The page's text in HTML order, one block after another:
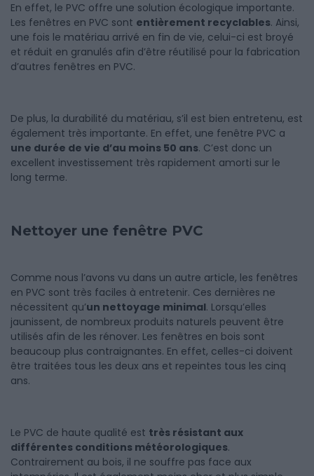
En effet, le PVC offre une solution écologique importante.
Les fenêtres en PVC sont entièrement recyclables. Ainsi,
une fois le matériau arrivé en fin de vie, celui-ci est broyé
et réduit en granulés afin d’être réutilisé pour la fabrication
d’autres fenêtres en PVC.
De plus, la durabilité du matériau, s’il est bien entretenu, est
également très importante. En effet, une fenêtre PVC a
une durée de vie d’au moins 50 ans. C’est donc un
excellent investissement très rapidement amorti sur le
long terme.
Nettoyer une fenêtre PVC
Comme nous l’avons vu dans un autre article, les fenêtres
en PVC sont très faciles à entretenir. Ces dernières ne
nécessitent qu’un nettoyage minimal. Lorsqu’elles
jaunissent, de nombreux produits naturels peuvent être
utilisés afin de les rénover. Les fenêtres en bois sont
beaucoup plus contraignantes. En effet, celles-ci doivent
être traitées tous les deux ans et repeintes tous les cinq
ans.
Le PVC de haute qualité est très résistant aux
différentes conditions météorologiques.
Contrairement au bois, il ne souffre pas face aux